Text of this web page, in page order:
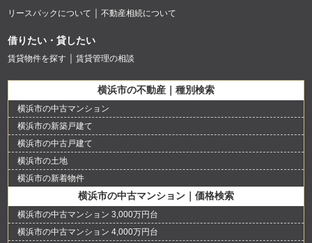
リースバックについて
不動産相続について
借りたい・貸したい
賃貸物件を探す 賃貸管理の相談
横浜市の不動産｜種別検索
横浜市の中古マンション
横浜市の新築戸建て
横浜市の中古戸建て
横浜市の土地
横浜市の新着物件
横浜市の中古マンション｜価格検索
横浜市の中古マンション 3,000万円台
横浜市の中古マンション 4,000万円台